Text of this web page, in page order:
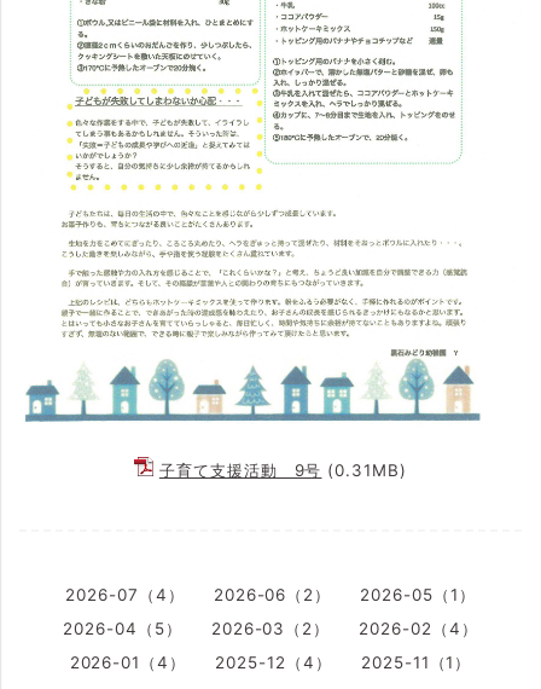
子育て支援活動 9号 (0.31MB)
2026-07（4） 2026-06（2）
2026-05（1）
2026-04（5）
2026-03（2）
2026-02（4）
2026-01（4）
2025-12（4）
2025-11（1）